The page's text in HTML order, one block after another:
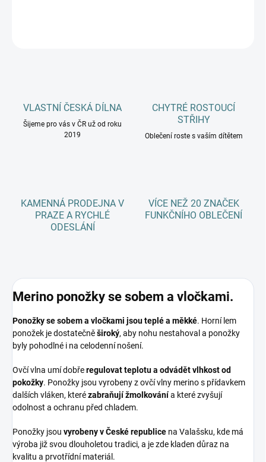
VLASTNÍ ČESKÁ DÍLNA
Šijeme pro vás v ČR už od roku
2019
CHYTRÉ ROSTOUCÍ
STŘIHY
Oblečení roste s vaším dítětem
KAMENNÁ PRODEJNA V
PRAZE A RYCHLÉ
ODESLÁNÍ
VÍCE NEŽ 20 ZNAČEK
FUNKČNÍHO OBLEČENÍ
Merino ponožky se sobem a vločkami.
Ponožky se sobem a vločkami jsou teplé a měkké. Horní lem
ponožek je dostatečněširoký, aby nohu nestahoval a ponožky
byly pohodlné i na celodenní nošení.
Ovčí vlna umí dobřeregulovat teplotu a odvádět vlhkost od
pokožky. Ponožky jsou vyrobeny z ovčí vlny merino s přídavkem
dalších vláken, kterézabraňují žmolkovánía které zvyšují
odolnost a ochranu před chladem.
Ponožky jsou vyrobeny v České republice na Valašsku, kde má
výroba již svou dlouholetou tradici, a je zde kladen důraz na
kvalitu a prvotřídní materiál.